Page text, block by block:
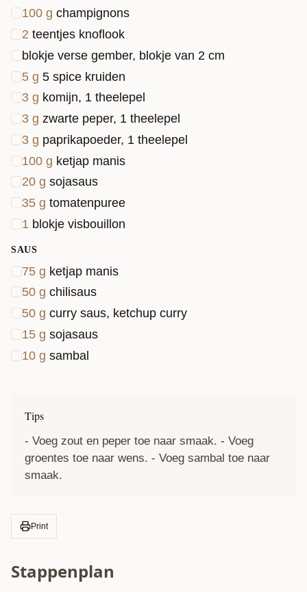
100 g champignons
2 teentjes knoflook
blokje verse gember, blokje van 2 cm
5 g 5 spice kruiden
3 g komijn, 1 theelepel
3 g zwarte peper, 1 theelepel
3 g paprikapoeder, 1 theelepel
100 g ketjap manis
20 g sojasaus
35 g tomatenpuree
1 blokje visbouillon
SAUS
75 g ketjap manis
50 g chilisaus
50 g curry saus, ketchup curry
15 g sojasaus
10 g sambal
Tips
- Voeg zout en peper toe naar smaak. - Voeg
groentes toe naar wens. - Voeg sambal toe naar
smaak.
Print
Stappenplan